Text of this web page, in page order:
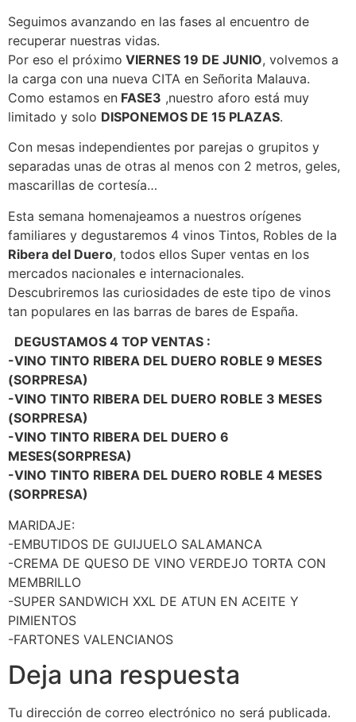
Seguimos avanzando en las fases al encuentro de
recuperar nuestras vidas.
Por eso el próximo VIERNES 19 DE JUNIO, volvemos a
la carga con una nueva CITA en Señorita Malauva.
Como estamos en FASE3 ,nuestro aforo está muy
limitado y solo DISPONEMOS DE 15 PLAZAS.
Con mesas independientes por parejas o grupitos y
separadas unas de otras al menos con 2 metros, geles,
mascarillas de cortesía…
Esta semana homenajeamos a nuestros orígenes
familiares y degustaremos 4 vinos Tintos, Robles de la
Ribera del Duero, todos ellos Super ventas en los
mercados nacionales e internacionales.
Descubriremos las curiosidades de este tipo de vinos
tan populares en las barras de bares de España.
DEGUSTAMOS 4 TOP VENTAS :
-VINO TINTO RIBERA DEL DUERO ROBLE 9 MESES
(SORPRESA)
-VINO TINTO RIBERA DEL DUERO ROBLE 3 MESES
(SORPRESA)
-VINO TINTO RIBERA DEL DUERO 6
MESES(SORPRESA)
-VINO TINTO RIBERA DEL DUERO ROBLE 4 MESES
(SORPRESA)
MARIDAJE:
-EMBUTIDOS DE GUIJUELO SALAMANCA
-CREMA DE QUESO DE VINO VERDEJO TORTA CON
MEMBRILLO
-SUPER SANDWICH XXL DE ATUN EN ACEITE Y
PIMIENTOS
-FARTONES VALENCIANOS
Deja una respuesta
Tu dirección de correo electrónico no será publicada.